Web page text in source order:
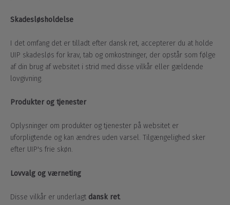
Skadesløsholdelse
I det omfang det er tilladt efter dansk ret, accepterer du at holde
UIP skadesløs for krav, tab og omkostninger, der opstår som følge
af din brug af websitet i strid med disse vilkår eller gældende
lovgivning.
Produkter og tjenester
Oplysninger om produkter og tjenester på websitet er
uforpligtende og kan ændres uden varsel. Tilgængelighed sker
efter UIP's frie skøn.
Lovvalg og værneting
Disse vilkår er underlagt dansk ret.